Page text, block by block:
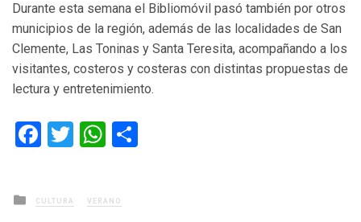
Durante esta semana el Bibliomóvil pasó también por otros
municipios de la región, además de las localidades de San
Clemente, Las Toninas y Santa Teresita, acompañando a los
visitantes, costeros y costeras con distintas propuestas de
lectura y entretenimiento.
Facebook
TwitterWhatsApp
Posted
in
CULTURA VERANO